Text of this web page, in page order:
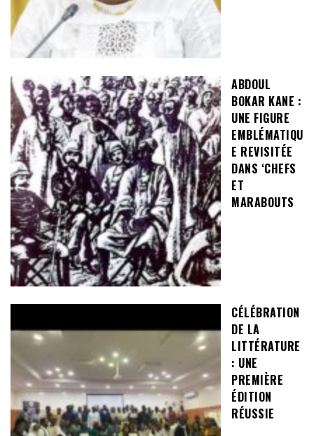
ABDOUL
BOKAR KANE :
UNE FIGURE
EMBLÉMATIQU
E REVISITÉE
DANS ‘CHEFS
ET
MARABOUTS
CÉLÉBRATION
DE LA
LITTÉRATURE
: UNE
PREMIÈRE
ÉDITION
RÉUSSIE